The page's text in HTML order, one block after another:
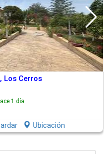
Los Cerros
1 día
Ubicación